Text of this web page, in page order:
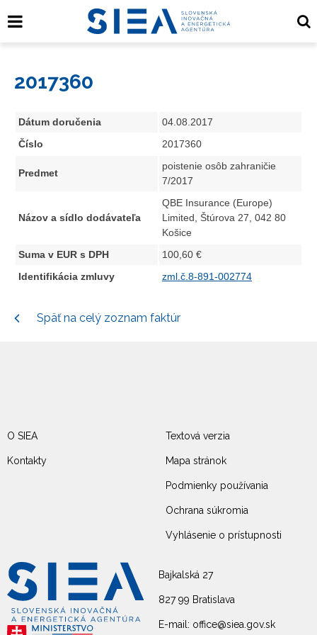
2017360
Dátum doručenia
04.08.2017
Číslo
2017360
Predmet
poistenie osôb zahraničie
7/2017
Názov a sídlo dodávateľa
QBE Insurance (Europe)
Limited, Štúrova 27, 042 80
Košice
Suma v EUR s DPH
100,60 €
Identifikácia zmluvy
zml.č.8-891-002774
Späť na celý zoznam faktúr
Bajkalská 27
827 99 Bratislava
E-mail: office@siea.gov.sk
O SIEA
Kontakty
Textová verzia
Mapa stránok
Podmienky používania
Ochrana súkromia
Vyhlásenie o prístupnosti